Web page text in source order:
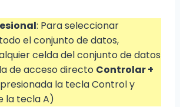
: Para seleccionar
el conjunto de datos,
celda del conjunto de datos
de acceso directo Controlar +
la tecla Control y
la tecla A)